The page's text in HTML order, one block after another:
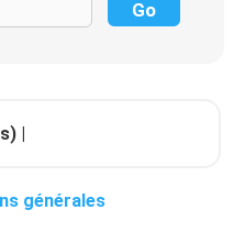
|
générales